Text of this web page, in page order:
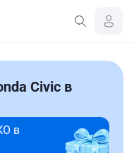
Civic в
в